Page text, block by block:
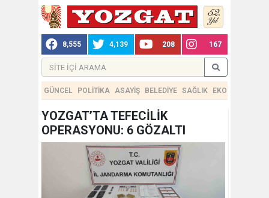
8,555 4,139 208 167
GÜNCEL POLİTİKA ASAYİŞ BELEDİYE SAĞLIK EKONOMİ
YOZGAT’TA TEFECİLİK
OPERASYONU: 6 GÖZALTI